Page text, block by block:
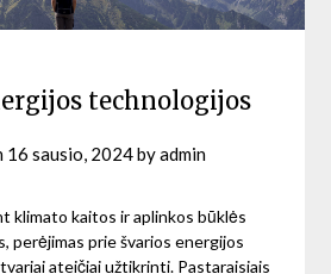
technologijos
16 sausio, 2024byadmin
klimato kaitos ir aplinkos būklės
perėjimas prie švarios energijos
ateičiai užtikrinti. Pastaraisiais